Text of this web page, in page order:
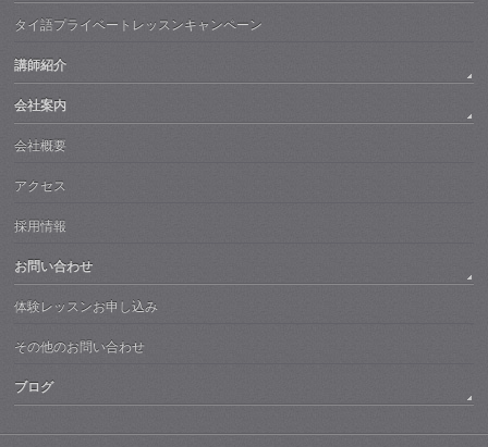
タイ語プライベートレッスンキャンペーン
講師紹介
会社案内
会社概要
アクセス
採用情報
お問い合わせ
体験レッスンお申し込み
その他のお問い合わせ
ブログ